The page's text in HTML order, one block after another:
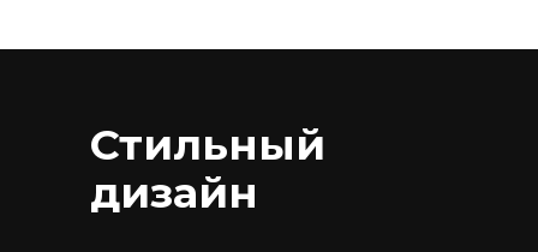
Стильный
дизайн